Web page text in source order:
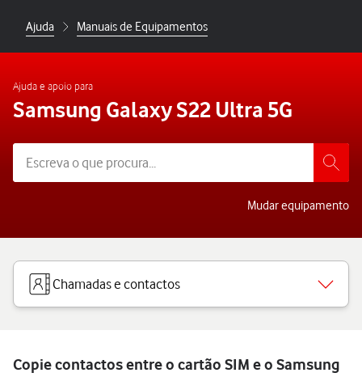
Ajuda Manuais de Equipamentos
Ajuda e apoio para
Samsung Galaxy S22 Ultra 5G
Mudar equipamento
Chamadas e contactos
Copie contactos entre o cartão SIM e o Samsung